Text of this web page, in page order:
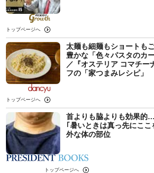
トップページへ
太麺も細麺もショートも
豊かな「色々パスタのカ
／『オステリア コマチー
フの「家つまみレシピ」
トップページへ
首よりも脇よりも効果的
｢暑いときは真っ先にこ
外な体の部位
トップページへ